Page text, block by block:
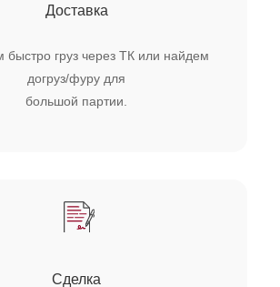
Доставка
быстро груз через ТК или найдем
догруз/фуру для
большой партии.
Сделка